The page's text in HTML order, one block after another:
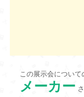
この展示会について
メーカー